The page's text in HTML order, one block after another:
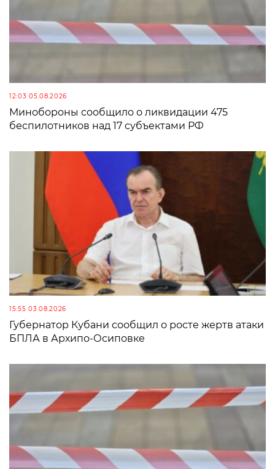
12:03 05.08.2026
Минобороны сообщило о ликвидации 475
беспилотников над 17 субъектами РФ
15:55 03.08.2026
Губернатор Кубани сообщил о росте жертв атаки
БПЛА в Архипо-Осиповке